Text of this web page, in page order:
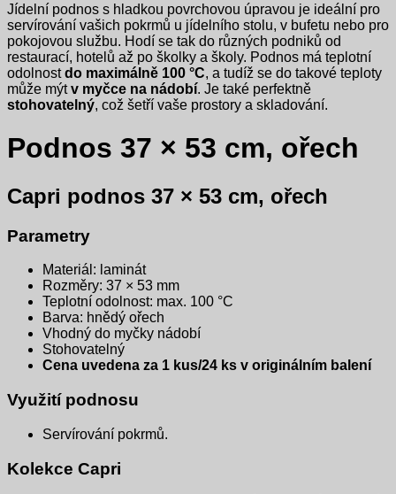
Jídelní podnos s hladkou povrchovou úpravou je ideální pro
servírování vašich pokrmů u jídelního stolu, v bufetu nebo pro
pokojovou službu. Hodí se tak do různých podniků od
restaurací, hotelů až po školky a školy. Podnos má teplotní
odolnostdo maximálně 100 °C, a tudíž se do takové teploty
může mýtv myčce na nádobí. Je také perfektně
stohovatelný, což šetří vaše prostory a skladování.
Podnos 37 × 53 cm, ořech
Capri podnos 37 × 53 cm, ořech
Parametry
Materiál: laminát
Rozměry: 37 × 53 mm
Teplotní odolnost: max. 100 °C
Barva: hnědý ořech
Vhodný do myčky nádobí
Stohovatelný
Cena uvedena za 1 kus/24 ks v originálním balení
Využití podnosu
Servírování pokrmů.
Kolekce Capri